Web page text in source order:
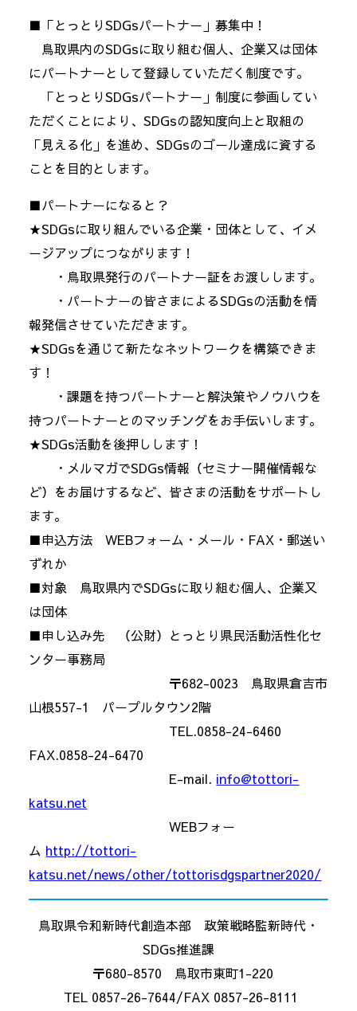
■「とっとりSDGsパートナー」募集中！
鳥取県内のSDGsに取り組む個人、企業又は団体
にパートナーとして登録していただく制度です。
「とっとりSDGsパートナー」制度に参画してい
ただくことにより、SDGsの認知度向上と取組の
「見える化」を進め、SDGsのゴール達成に資する
ことを目的とします。
■パートナーになると？
★SDGsに取り組んでいる企業・団体として、イメ
ージアップにつながります！
・鳥取県発行のパートナー証をお渡しします。
・パートナーの皆さまによるSDGsの活動を情
報発信させていただきます。
★SDGsを通じて新たなネットワークを構築できま
す！
・課題を持つパートナーと解決策やノウハウを
持つパートナーとのマッチングをお手伝いします。
★SDGs活動を後押しします！
・メルマガでSDGs情報（セミナー開催情報な
ど）をお届けするなど、皆さまの活動をサポートし
ます。
■申込方法 WEBフォーム・メール・FAX・郵送い
ずれか
■対象 鳥取県内でSDGsに取り組む個人、企業又
は団体
■申し込み先 （公財）とっとり県民活動活性化セ
ンター事務局
〒682-0023 鳥取県倉吉市
山根557-1 パープルタウン2階
TEL.0858-24-6460
FAX.0858-24-6470
E-mail. info@tottori-
katsu.net
WEBフォー
ム http://tottori-
katsu.net/news/other/tottorisdgspartner2020/
鳥取県令和新時代創造本部 政策戦略監新時代・
SDGs推進課
〒680-8570 鳥取市東町1-220
TEL 0857-26-7644/FAX 0857-26-8111